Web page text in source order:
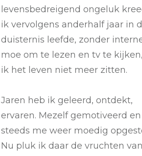
levensbedreigend ongeluk
ik vervolgens anderhalf jaar in
duisternis leefde, zonder
moe om te lezen en tv te
ik het leven niet meer zitten.
Jaren heb ik geleerd, ontdekt,
ervaren. Mezelf gemotiveerd en
steeds me weer moedig
Nu pluk ik daar de vruchten